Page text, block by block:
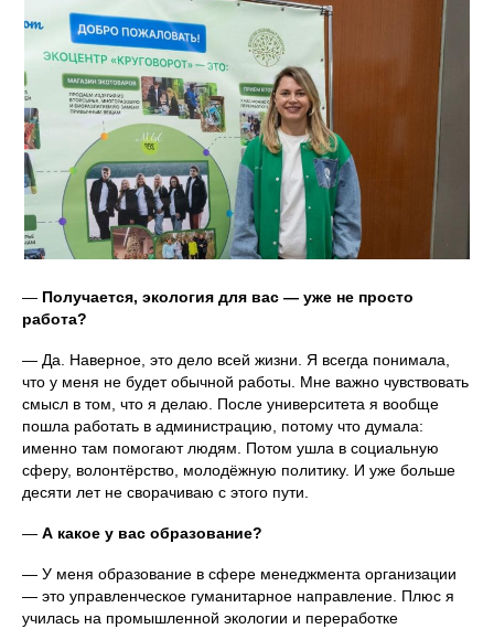
— Получается, экология для вас — уже не просто
работа?
— Да. Наверное, это дело всей жизни. Я всегда понимала,
что у меня не будет обычной работы. Мне важно чувствовать
смысл в том, что я делаю. После университета я вообще
пошла работать в администрацию, потому что думала:
именно там помогают людям. Потом ушла в социальную
сферу, волонтёрство, молодёжную политику. И уже больше
десяти лет не сворачиваю с этого пути.
— А какое у вас образование?
— У меня образование в сфере менеджмента организации
— это управленческое гуманитарное направление. Плюс я
училась на промышленной экологии и переработке